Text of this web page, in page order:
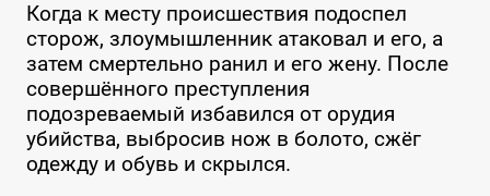
Когда к месту происшествия подоспел
сторож, злоумышленник атаковал и его, а
затем смертельно ранил и его жену. После
совершённого преступления
подозреваемый избавился от орудия
убийства, выбросив нож в болото, сжёг
одежду и обувь и скрылся.